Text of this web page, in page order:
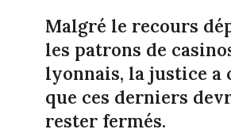
Malgré le recours
les patrons de
lyonnais, la justice a
que ces derniers
rester fermés.